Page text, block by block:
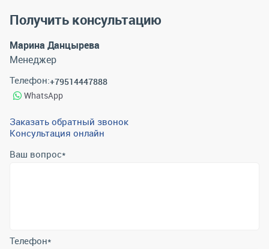
Получить консультацию
Марина Данцырева
Менеджер
Телефон:+79514447888
WhatsApp
Заказать обратный звонок
Консультация онлайн
Ваш вопрос*
Отправляя форму вы подтверждаете согласие с